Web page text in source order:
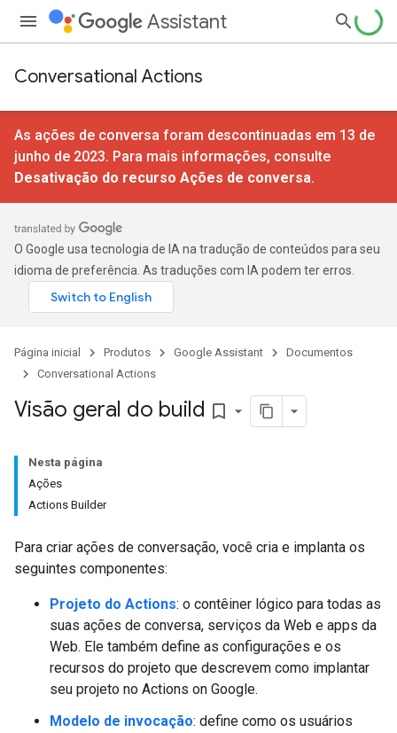
Assistant
Conversational Actions
As ações de conversa foram descontinuadas em 13 de
junho de 2023. Para mais informações, consulte
Desativação do recurso Ações de conversa.
O Google usa tecnologia de IA na tradução de conteúdos para seu
idioma de preferência. As traduções com IA podem ter erros.
Página inicial Produtos Google Assistant
Documentos
Conversational Actions
Visão geral do build bookmark_border
Nesta página
Ações
Actions Builder
Para criar ações de conversação, você cria e implanta os
seguintes componentes:
Projeto do Actions: o contêiner lógico para todas as
suas ações de conversa, serviços da Web e apps da
Web. Ele também define as configurações e os
recursos do projeto que descrevem como implantar
seu projeto no Actions on Google.
Modelo de invocação: define como os usuários